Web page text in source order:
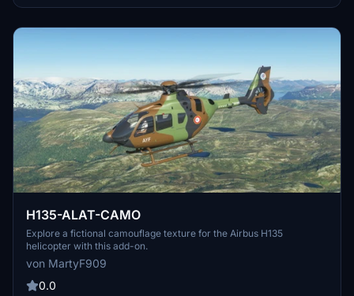
H135-ALAT-CAMO
Explore a fictional camouflage texture for the Airbus H135
helicopter with this add-on.
von MartyF909
0.0